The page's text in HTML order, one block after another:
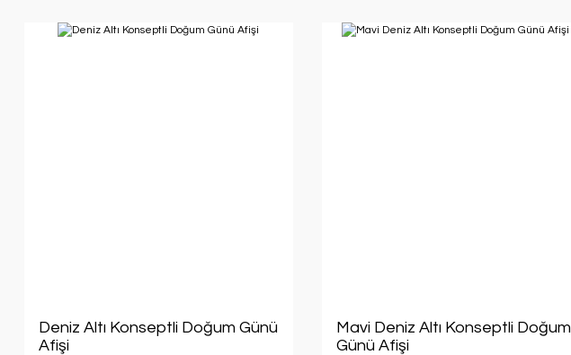
Deniz Altı Konseptli Doğum Günü
Afişi
Mavi Deniz Altı Konseptli Doğum
Günü Afişi